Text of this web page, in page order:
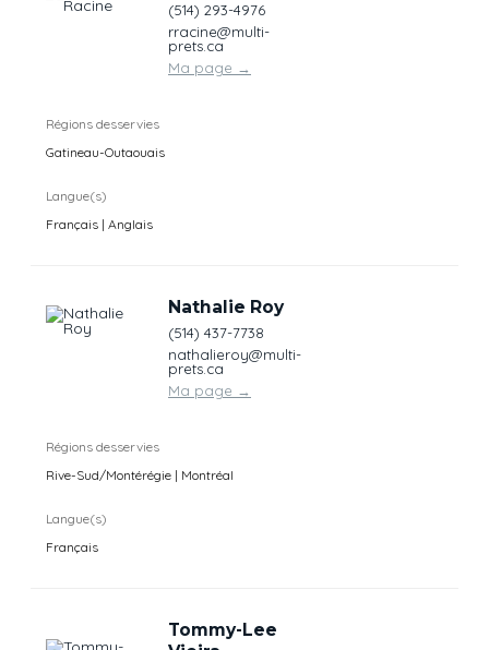
(514) 293-4976
rracine@multi-
prets.ca
Ma page →
Régions desservies
Gatineau-Outaouais
Langue(s)
Français | Anglais
Nathalie Roy
(514) 437-7738
nathalieroy@multi-
prets.ca
Ma page →
Régions desservies
Rive-Sud/Montérégie | Montréal
Langue(s)
Français
Tommy-Lee